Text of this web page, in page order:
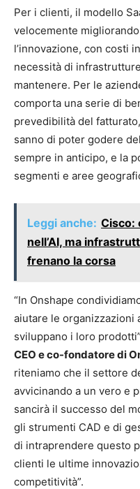
Per i clienti, il modello
velocemente
l’innovazione, con costi
necessità di
mantenere. Per le
comporta una serie di
prevedibilità del
sanno di poter godere
sempre in anticipo, e la
segmenti e aree
Leggi anche: Cisco:
nell’AI, ma
frenano la corsa
“In Onshape
aiutare le organizzazioni
sviluppano i loro
CEO e co-fondatore di
riteniamo che il settore
avvicinando a un vero e
sancirà il successo del
gli strumenti CAD e di
di intraprendere questo
clienti le ultime
competitività”.